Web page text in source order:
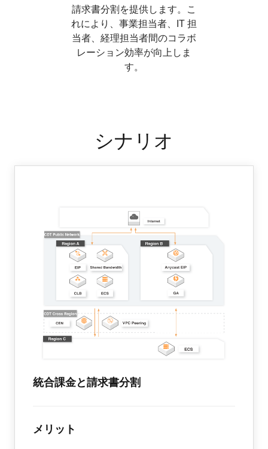
請求書分割を提供します。こ
れにより、事業担当者、IT 担
当者、経理担当者間のコラボ
レーション効率が向上しま
す。
シナリオ
統合課金と請求書分割
メリット